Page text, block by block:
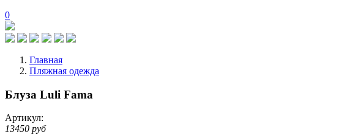
0
Главная
Пляжная одежда
Блуза Luli Fama
Артикул:
13450 руб